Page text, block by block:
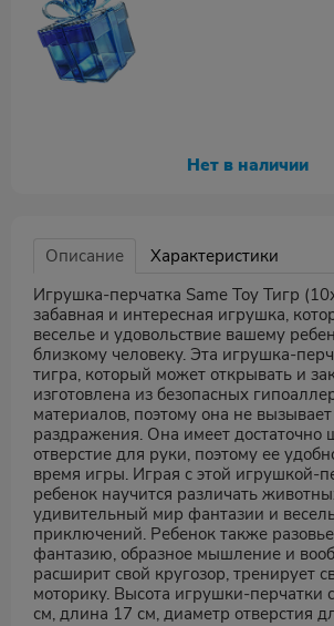
Нет в наличии
Описание
Характеристики
Игрушка-перчатка Same Toy Тигр
забавная и интересная игрушка,
веселье и удовольствие вашему
близкому человеку. Эта игрушка-
тигра, который может открывать и
изготовлена из безопасных
материалов, поэтому она не
раздражения. Она имеет достаточно
отверстие для руки, поэтому ее
время игры. Играя с этой игрушкой-
ребенок научится различать
удивительный мир фантазии и
приключений. Ребенок также
фантазию, образное мышление и
расширит свой кругозор, тренирует
моторику. Высота игрушки-перчатки
см, длина 17 см, диаметр отверстия